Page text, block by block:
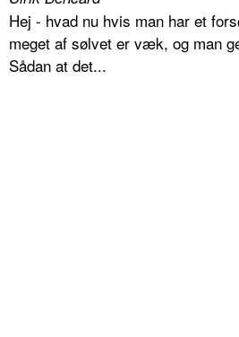
Hej - hvad nu hvis man har et
meget af sølvet er væk, og man
Sådan at det...